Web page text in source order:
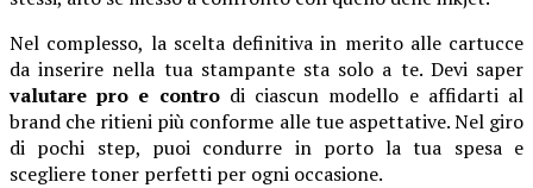
Nel complesso, la scelta definitiva in merito alle cartucce
da inserire nella tua stampante sta solo a te. Devi saper
valutare pro e controdi ciascun modello e affidarti al
brand che ritieni più conforme alle tue aspettative. Nel giro
di pochi step, puoi condurre in porto la tua spesa e
scegliere toner perfetti per ogni occasione.